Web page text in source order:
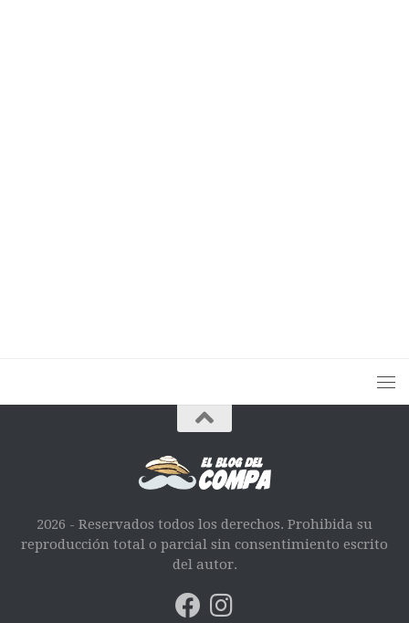
2026 - Reservados todos los derechos. Prohibida su
reproducción total o parcial sin consentimiento escrito
del autor.